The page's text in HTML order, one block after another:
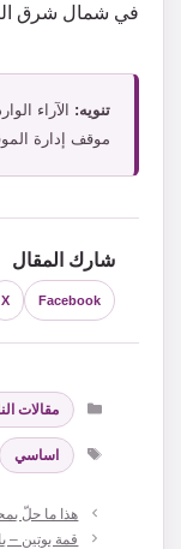
في شمال شرق
تنويه: الآراء
موقف إدارة
شارك المقال
Facebook
X
التصنيفات
مقالات
الوسوم
اساسي
هذا ما حلّ
قمة بوتين –